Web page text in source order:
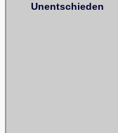
Unentschieden